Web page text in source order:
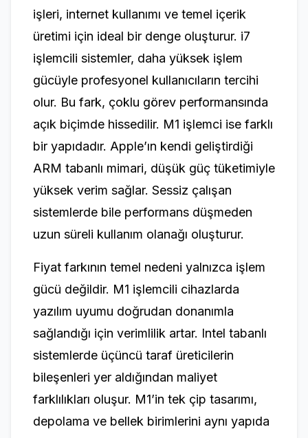
işleri, internet kullanımı ve temel içerik
üretimi için ideal bir denge oluşturur. i7
işlemcili sistemler, daha yüksek işlem
gücüyle profesyonel kullanıcıların tercihi
olur. Bu fark, çoklu görev performansında
açık biçimde hissedilir. M1 işlemci ise farklı
bir yapıdadır. Apple’ın kendi geliştirdiği
ARM tabanlı mimari, düşük güç tüketimiyle
yüksek verim sağlar. Sessiz çalışan
sistemlerde bile performans düşmeden
uzun süreli kullanım olanağı oluşturur.
Fiyat farkının temel nedeni yalnızca işlem
gücü değildir. M1 işlemcili cihazlarda
yazılım uyumu doğrudan donanımla
sağlandığı için verimlilik artar. Intel tabanlı
sistemlerde üçüncü taraf üreticilerin
bileşenleri yer aldığından maliyet
farklılıkları oluşur. M1’in tek çip tasarımı,
depolama ve bellek birimlerini aynı yapıda